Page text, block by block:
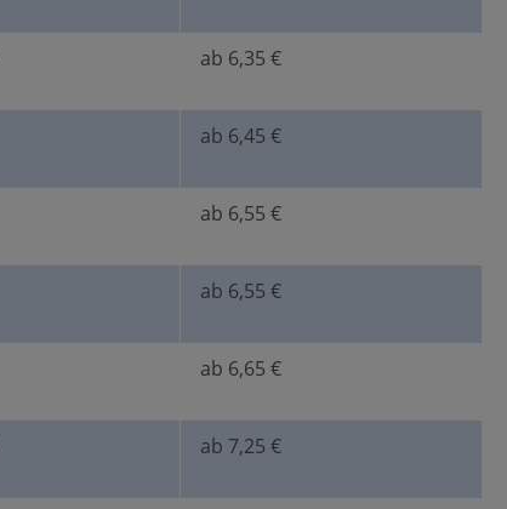
ab 6,35 €
ab 6,45 €
ab 6,55 €
ab 6,55 €
ab 6,65 €
ab 7,25 €